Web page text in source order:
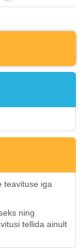
teavituse iga
ning
tellida ainult